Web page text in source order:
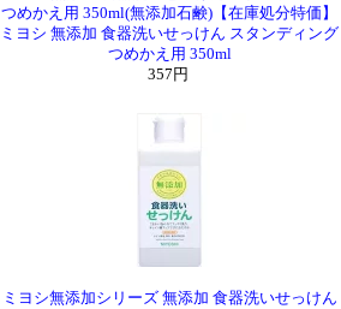
つめかえ用 350ml(無添加石鹸)【在庫処分特価】
ミヨシ 無添加 食器洗いせっけん スタンディング
つめかえ用 350ml
357円
ミヨシ無添加シリーズ 無添加 食器洗いせっけん